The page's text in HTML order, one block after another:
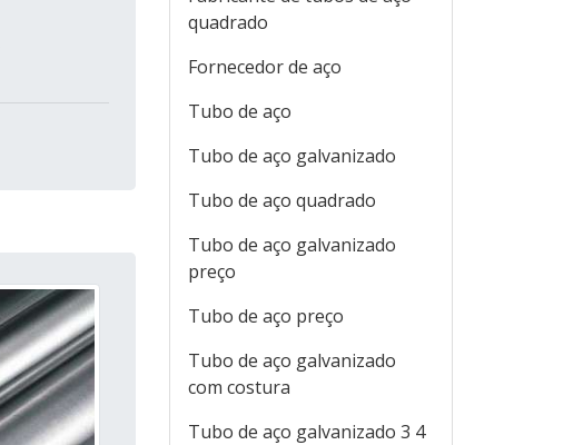
quadrado
Fornecedor de aço
Tubo de aço
Tubo de aço galvanizado
Tubo de aço quadrado
Tubo de aço galvanizado
preço
Tubo de aço preço
Tubo de aço galvanizado
com costura
Tubo de aço galvanizado 3 4